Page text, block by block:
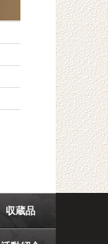
収蔵品